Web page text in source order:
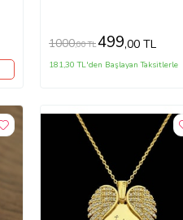
1000,00 TL499,00 TL
181,30 TL'den Başlayan Taksitlerle